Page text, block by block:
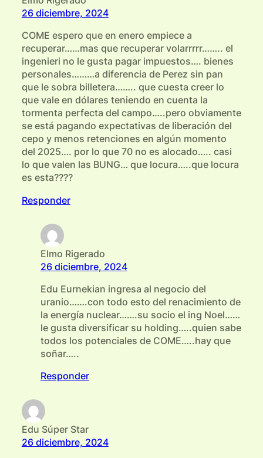
26 diciembre, 2024
COME espero que en enero empiece a
recuperar……mas que recuperar volarrrrr…….. el
ingenieri no le gusta pagar impuestos…. bienes
personales………a diferencia de Perez sin pan
que le sobra billetera…….. que cuesta creer lo
que vale en dólares teniendo en cuenta la
tormenta perfecta del campo…..pero obviamente
se está pagando expectativas de liberación del
cepo y menos retenciones en algún momento
del 2025…. por lo que 70 no es alocado….. casi
lo que valen las BUNG… que locura…..que locura
es esta????
Responder
Elmo Rigerado
26 diciembre, 2024
Edu Eurnekian ingresa al negocio del
uranio…….con todo esto del renacimiento de
la energía nuclear…….su socio el ing Noel……
le gusta diversificar su holding…..quien sabe
todos los potenciales de COME…..hay que
soñar…..
Responder
Edu Súper Star
26 diciembre, 2024